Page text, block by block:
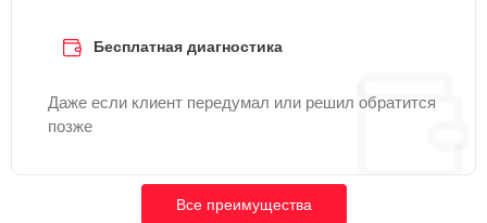
Бесплатная диагностика
Даже если клиент передумал или решил обратится
позже
Все преимущества